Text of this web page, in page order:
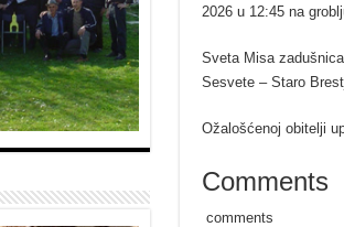
2026 u 12:45 na
Sveta Misa
Sesvete – Staro
Ožalošćenoj obitelji
Comments
comments